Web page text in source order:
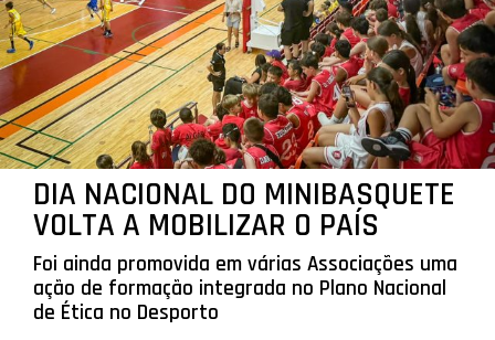
DIA NACIONAL DO MINIBASQUETE
VOLTA A MOBILIZAR O PAÍS
Foi ainda promovida em várias Associações uma
ação de formação integrada no Plano Nacional
de Ética no Desporto